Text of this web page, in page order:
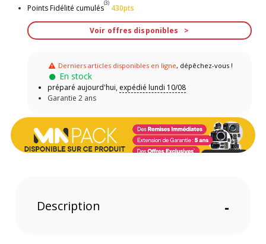
Points Fidélité cumulés
(3)
430pts
Voir offres disponibles
Derniers articles disponibles en ligne, dépêchez-vous !
En stock
préparé aujourd'hui, expédié lundi 10/08
Garantie 2 ans
Description -